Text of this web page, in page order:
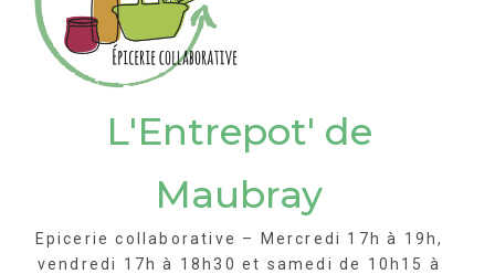
L'Entrepot' de
Maubray
Epicerie collaborative – Mercredi 17h à 19h,
vendredi 17h à 18h30 et samedi de 10h15 à